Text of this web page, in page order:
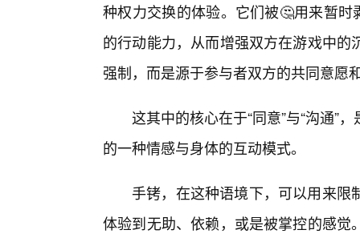
种权力交换的体验。它们被🤔用来暂
的行动能力，从而增强双方在游戏中
强制，而是源于参与者双方的共同意愿
这其中的核心在于“同意”与“沟通”
的一种情感与身体的互动模式。
手铐，在这种语境下，可以用来限
体验到无助、依赖，或是被掌控的感